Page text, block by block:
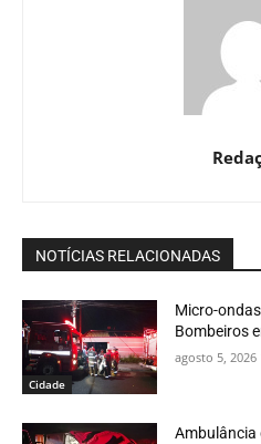
NOTÍCIAS RELACIONADAS
Cidade
Micro-
Bombeiros
agosto 5, 2026
Ambulância